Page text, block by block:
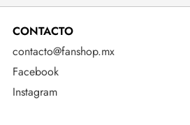
CONTACTO
contacto@fanshop.mx
Facebook
Instagram